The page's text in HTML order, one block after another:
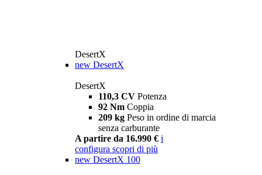
DesertX
new DesertX
DesertX
110,3 CV Potenza
92 Nm Coppia
209 kg Peso in ordine di marcia
senza carburante
A partire da 16.990 € i
configura scopri di più
new DesertX 100